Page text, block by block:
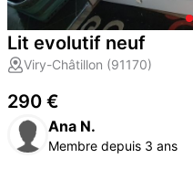
Lit evolutif neuf
Viry-Châtillon (91170)
290 €
Ana N.
Membre depuis 3 ans